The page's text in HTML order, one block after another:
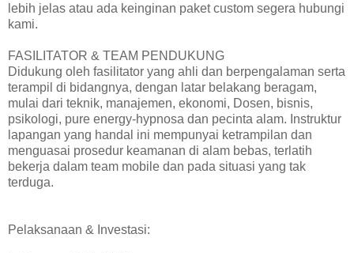
lebih jelas atau ada keinginan paket custom segera hubungi
kami.
FASILITATOR & TEAM PENDUKUNG
Didukung oleh fasilitator yang ahli dan berpengalaman serta
terampil di bidangnya, dengan latar belakang beragam,
mulai dari teknik, manajemen, ekonomi, Dosen, bisnis,
psikologi, pure energy-hypnosa dan pecinta alam. Instruktur
lapangan yang handal ini mempunyai ketrampilan dan
menguasai prosedur keamanan di alam bebas, terlatih
bekerja dalam team mobile dan pada situasi yang tak
terduga.
Pelaksanaan & Investasi: